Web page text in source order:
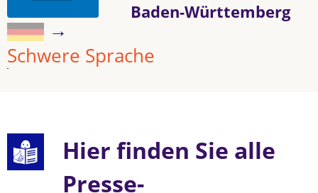
Baden-Württemberg
→
Schwere Sprache
Hier finden Sie alle
Presse-